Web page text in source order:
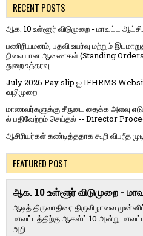
RECENT POSTS
ஆக. 10 உள்ளூர் விடுமுறை - மாவட்ட
பணிநியமனம், பதவி உயர்வு மற்றும்
நிலையான ஆணைகள் (Standing
துறை உத்தரவு
July 2026 Pay slip ஐ IFHRMS
வழிமுறை
மாணவர்களுக்கு சீருடை தைக்க அளவு
ல் பதிவேற்றம் செய்தல் -- Director
ஆசிரியர்கள் கண்டித்ததாக கூறி விபரீத
FEATURED POST
ஆக. 10 உள்ளூர் விடுமுறை -
ஆடித் திருவாதிரை திருவிழாவை
மாவட்டத்திற்கு ஆகஸ்ட் 10 அன்று
அறி...